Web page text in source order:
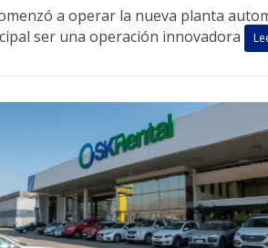
a operar la nueva planta
ser una operación innovadora